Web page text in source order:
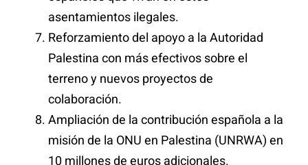
asentamientos ilegales.
Reforzamiento del apoyo a la Autoridad
Palestina con más efectivos sobre el
terreno y nuevos proyectos de
colaboración.
Ampliación de la contribución española a la
misión de la ONU en Palestina (UNRWA) en
10 millones de euros adicionales.